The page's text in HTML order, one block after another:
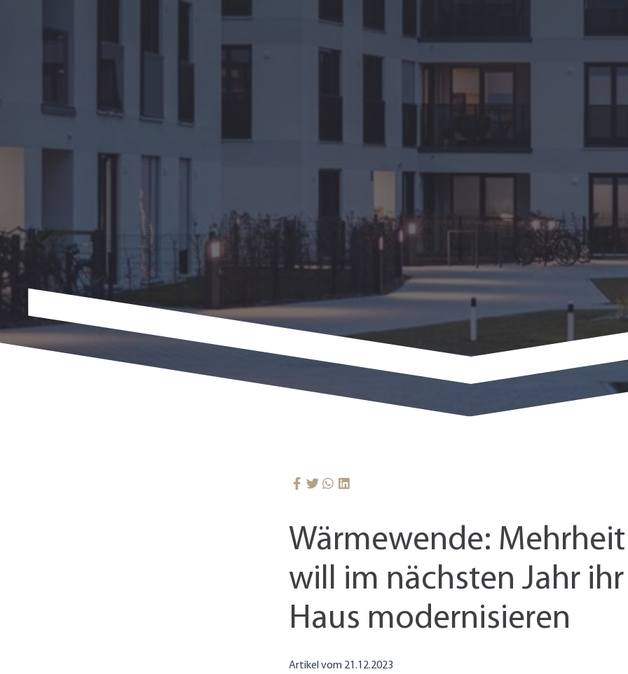
Wärmewende: Mehrheit
will im nächsten Jahr ihr
Haus modernisieren
Artikel vom 21.12.2023